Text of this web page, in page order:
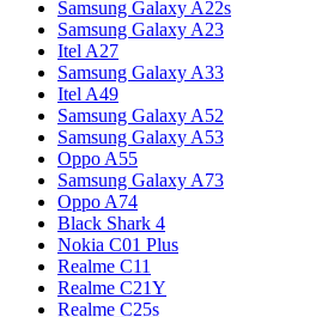
Samsung Galaxy A22s
Samsung Galaxy A23
Itel A27
Samsung Galaxy A33
Itel A49
Samsung Galaxy A52
Samsung Galaxy A53
Oppo A55
Samsung Galaxy A73
Oppo A74
Black Shark 4
Nokia C01 Plus
Realme C11
Realme C21Y
Realme C25s